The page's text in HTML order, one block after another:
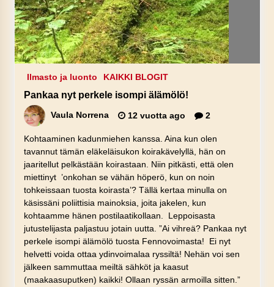
Ilmasto ja luonto KAIKKI BLOGIT
Pankaa nyt perkele isompi älämölö!
Vaula Norrena 12 vuotta ago 2
Kohtaaminen kadunmiehen kanssa. Aina kun olen
tavannut tämän eläkeläisukon koirakävelyllä, hän on
jaaritellut pelkästään koirastaan. Niin pitkästi, että olen
miettinyt ’onkohan se vähän höperö, kun on noin
tohkeissaan tuosta koirasta’? Tällä kertaa minulla on
käsissäni poliittisia mainoksia, joita jakelen, kun
kohtaamme hänen postilaatikollaan. Leppoisasta
jutustelijasta paljastuu jotain uutta. ”Ai vihreä? Pankaa nyt
perkele isompi älämölö tuosta Fennovoimasta! Ei nyt
helvetti voida ottaa ydinvoimalaa ryssiltä! Nehän voi sen
jälkeen sammuttaa meiltä sähköt ja kaasut
(maakaasuputken) kaikki! Ollaan ryssän armoilla sitten.”